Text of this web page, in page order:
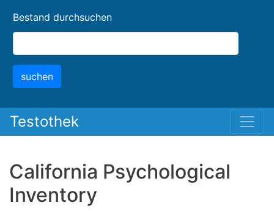
content
Bestand durchsuchen
suchen
Testothek
California Psychological
Inventory